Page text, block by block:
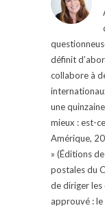
définit
collabore à
une
mieux : est-
Amérique,
» (Éditions
postales du
de diriger les
approuvé :